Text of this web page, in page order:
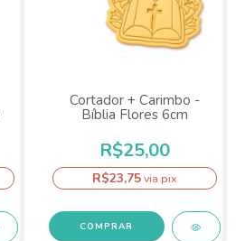
Cortador + Carimbo -
Bíblia Flores 6cm
R$25,00
R$23,75via pix